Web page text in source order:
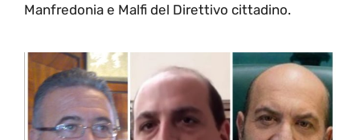
Manfredonia e Malfi del Direttivo cittadino.